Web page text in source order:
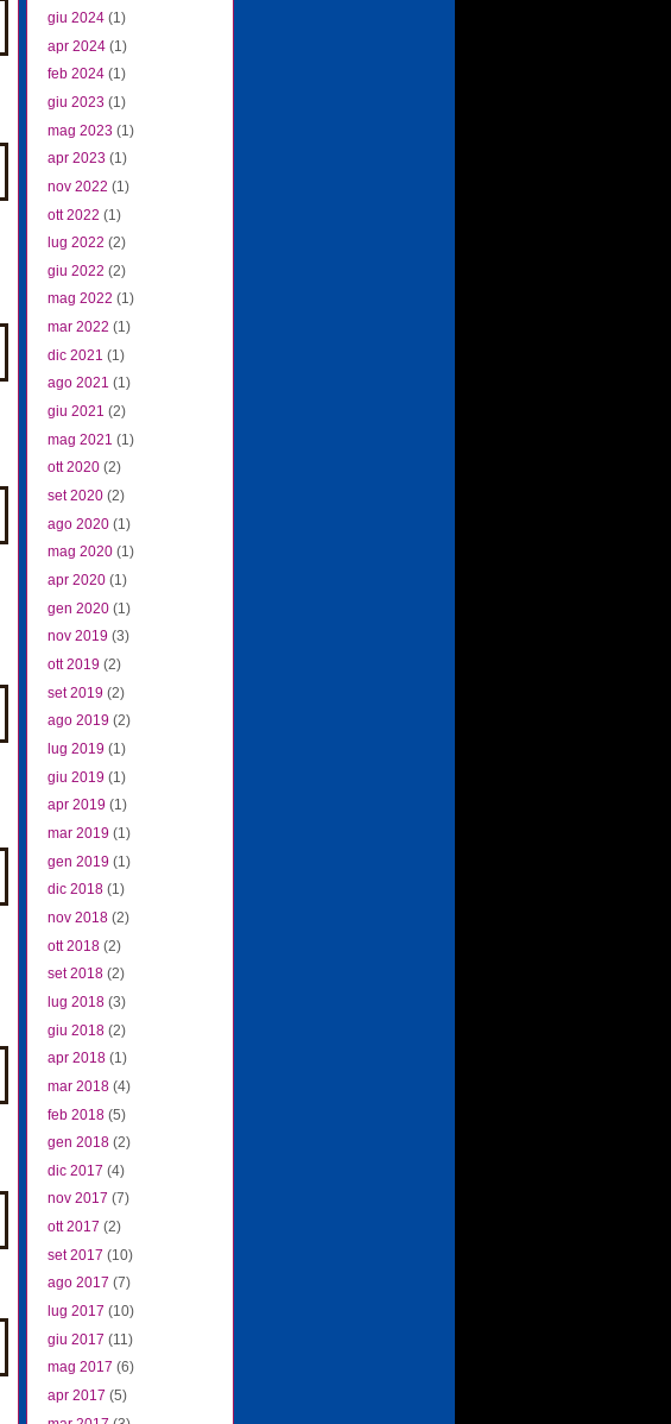
giu 2024 (1)
apr 2024 (1)
feb 2024 (1)
giu 2023 (1)
mag 2023 (1)
apr 2023 (1)
nov 2022 (1)
ott 2022 (1)
lug 2022 (2)
giu 2022 (2)
mag 2022 (1)
mar 2022 (1)
dic 2021 (1)
ago 2021 (1)
giu 2021 (2)
mag 2021 (1)
ott 2020 (2)
set 2020 (2)
ago 2020 (1)
mag 2020 (1)
apr 2020 (1)
gen 2020 (1)
nov 2019 (3)
ott 2019 (2)
set 2019 (2)
ago 2019 (2)
lug 2019 (1)
giu 2019 (1)
apr 2019 (1)
mar 2019 (1)
gen 2019 (1)
dic 2018 (1)
nov 2018 (2)
ott 2018 (2)
set 2018 (2)
lug 2018 (3)
giu 2018 (2)
apr 2018 (1)
mar 2018 (4)
feb 2018 (5)
gen 2018 (2)
dic 2017 (4)
nov 2017 (7)
ott 2017 (2)
set 2017 (10)
ago 2017 (7)
lug 2017 (10)
giu 2017 (11)
mag 2017 (6)
apr 2017 (5)